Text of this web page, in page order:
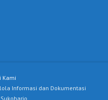
Kami
Informasi dan Dokumentasi